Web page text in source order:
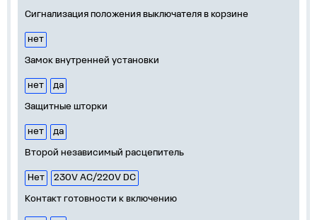
Сигнализация положения выключателя в корзине
нет
Замок внутренней установки
нет
да
Защитные шторки
нет
да
Второй независимый расцепитель
Нет
230V АС/220V DC
Контакт готовности к включению